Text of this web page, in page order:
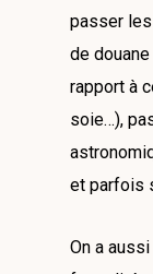
passer
de
rapport à
soie…),
et parfois
On a